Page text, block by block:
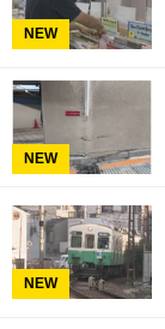
NEW
NEW
NEW